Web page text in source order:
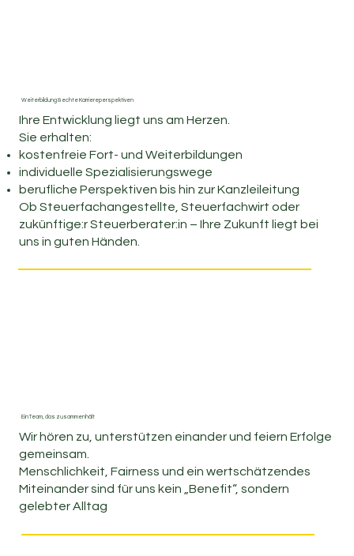
Weiterbildung & echte Karriereperspektiven
Ihre Entwicklung liegt uns am Herzen.
Sie erhalten:
kostenfreie Fort- und Weiterbildungen
individuelle Spezialisierungswege
berufliche Perspektiven bis hin zur Kanzleileitung
Ob Steuerfachangestellte, Steuerfachwirt oder
zukünftige:r Steuerberater:in – Ihre Zukunft liegt bei
uns in guten Händen.
Ein Team, das zusammenhält
Wir hören zu, unterstützen einander und feiern Erfolge
gemeinsam.
Menschlichkeit, Fairness und ein wertschätzendes
Miteinander sind für uns kein „Benefit“, sondern
gelebter Alltag